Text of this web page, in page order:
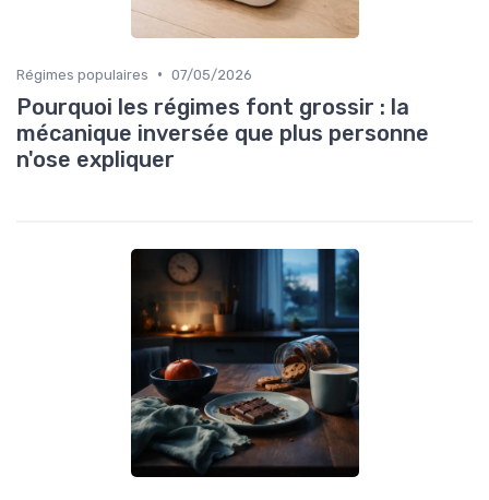
Régimes populaires • 07/05/2026
Pourquoi les régimes font grossir : la
mécanique inversée que plus personne
n'ose expliquer